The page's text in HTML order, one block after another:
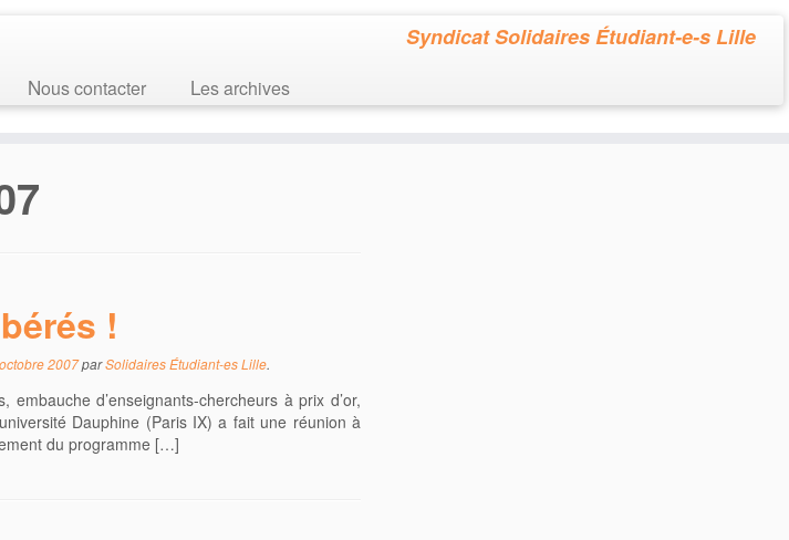
Syndicat Solidaires Étudiant-e-s Lille
Nous contacter Les archives
!
2007parSolidaires Étudiant-es Lille.
d’enseignants-chercheurs à prix d’or,
Dauphine (Paris IX) a fait une réunion à
du programme […]